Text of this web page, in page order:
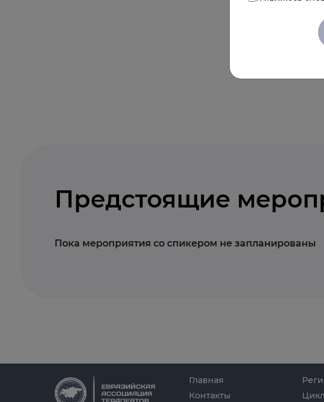
Предстоящие
Пока мероприятия со спикером не запланированы
Главная
Контакты